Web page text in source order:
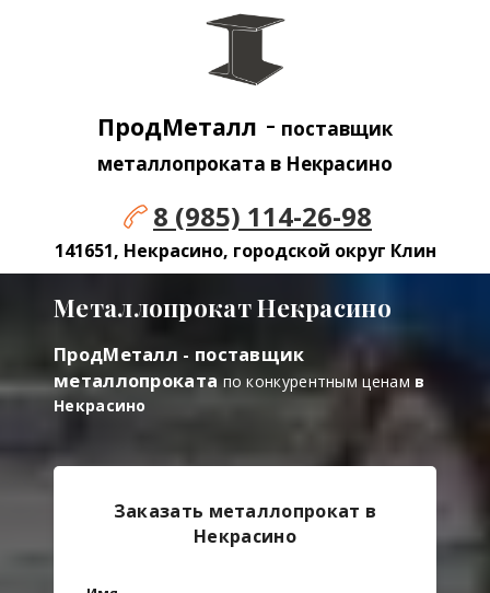
ПродМеталл - поставщик
металлопроката в Некрасино
8 (985) 114-26-98
141651, Некрасино, городской округ Клин
Металлопрокат Некрасино
ПродМеталл - поставщик
металлопроката по конкурентным ценам в
Некрасино
Заказать металлопрокат в
Некрасино